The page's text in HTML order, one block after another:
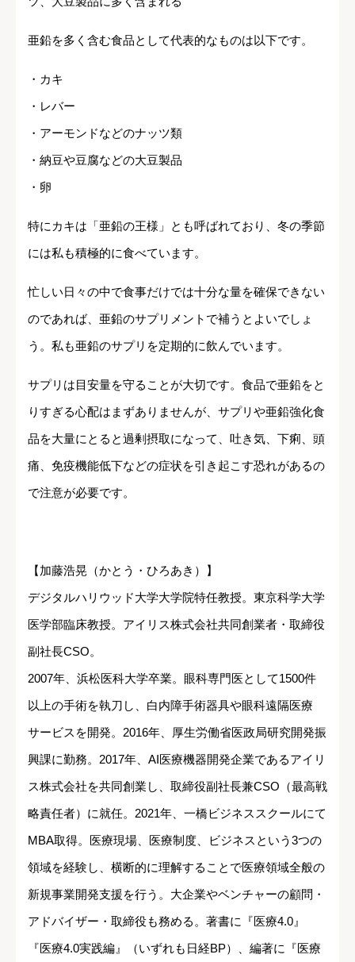
亜鉛を多く含む食品として代表的なものは以下です。
・カキ
・レバー
・アーモンドなどのナッツ類
・納豆や豆腐などの大豆製品
・卵
特にカキは「亜鉛の王様」とも呼ばれており、冬の季節
には私も積極的に食べています。
忙しい日々の中で食事だけでは十分な量を確保できない
のであれば、亜鉛のサプリメントで補うとよいでしょ
う。私も亜鉛のサプリを定期的に飲んでいます。
サプリは目安量を守ることが大切です。食品で亜鉛をと
りすぎる心配はまずありませんが、サプリや亜鉛強化食
品を大量にとると過剰摂取になって、吐き気、下痢、頭
痛、免疫機能低下などの症状を引き起こす恐れがあるの
で注意が必要です。
【加藤浩晃（かとう・ひろあき）】
デジタルハリウッド大学大学院特任教授。東京科学大学
医学部臨床教授。アイリス株式会社共同創業者・取締役
副社長CSO。
2007年、浜松医科大学卒業。眼科専門医として1500件
以上の手術を執刀し、白内障手術器具や眼科遠隔医療
サービスを開発。2016年、厚生労働省医政局研究開発振
興課に勤務。2017年、AI医療機器開発企業であるアイリ
ス株式会社を共同創業し、取締役副社長兼CSO（最高戦
略責任者）に就任。2021年、一橋ビジネススクールにて
MBA取得。医療現場、医療制度、ビジネスという3つの
領域を経験し、横断的に理解することで医療領域全般の
新規事業開発支援を行う。大企業やベンチャーの顧問・
アドバイザー・取締役も務める。著書に『医療4.0』
『医療4.0実践編』（いずれも日経BP）、編著に『医療